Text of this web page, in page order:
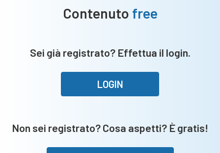
Carpenedolo
novità
per
l’Eden
Esine.
sarà
addio?
Contenuto free
Sei già registrato? Effettua il login.
LOGIN
Non sei registrato? Cosa aspetti? È gratis!